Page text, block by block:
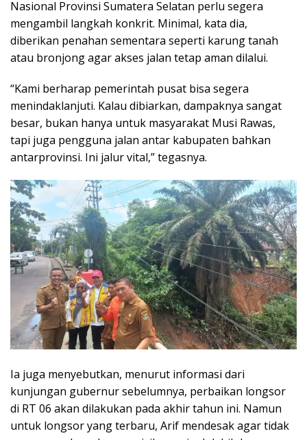
Nasional Provinsi Sumatera Selatan perlu segera
mengambil langkah konkrit. Minimal, kata dia,
diberikan penahan sementara seperti karung tanah
atau bronjong agar akses jalan tetap aman dilalui.
“Kami berharap pemerintah pusat bisa segera
menindaklanjuti. Kalau dibiarkan, dampaknya sangat
besar, bukan hanya untuk masyarakat Musi Rawas,
tapi juga pengguna jalan antar kabupaten bahkan
antarprovinsi. Ini jalur vital,” tegasnya.
Ia juga menyebutkan, menurut informasi dari
kunjungan gubernur sebelumnya, perbaikan longsor
di RT 06 akan dilakukan pada akhir tahun ini. Namun
untuk longsor yang terbaru, Arif mendesak agar tidak